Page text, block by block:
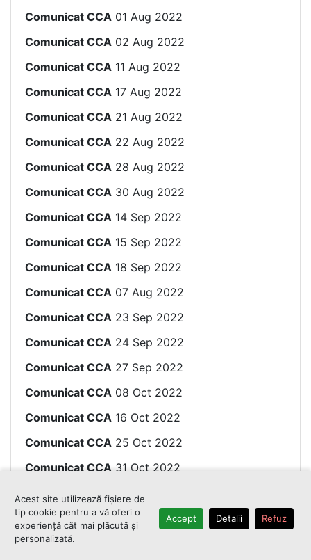
Comunicat CCA 01 Aug 2022
Comunicat CCA 02 Aug 2022
Comunicat CCA 11 Aug 2022
Comunicat CCA 17 Aug 2022
Comunicat CCA 21 Aug 2022
Comunicat CCA 22 Aug 2022
Comunicat CCA 28 Aug 2022
Comunicat CCA 30 Aug 2022
Comunicat CCA 14 Sep 2022
Comunicat CCA 15 Sep 2022
Comunicat CCA 18 Sep 2022
Comunicat CCA 07 Aug 2022
Comunicat CCA 23 Sep 2022
Comunicat CCA 24 Sep 2022
Comunicat CCA 27 Sep 2022
Comunicat CCA 08 Oct 2022
Comunicat CCA 16 Oct 2022
Comunicat CCA 25 Oct 2022
Comunicat CCA 31 Oct 2022
Comunicat CCA 02 Nov 2022
Comunicat CCA 03 Nov 2022
Comunicat CCA
Acest site utilizează fișiere de
tip cookie pentru a vă oferi o
experiență cât mai plăcută și
personalizată.
Accept Detalii Refuz